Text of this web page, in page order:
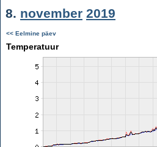
8. november 2019
<< Eelmine päev
Temperatuur